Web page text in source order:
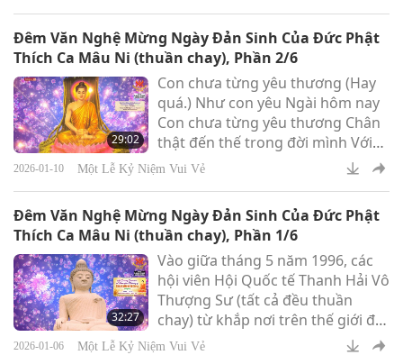
the most graceful form of
Herself.” How long have you been
playing it? Quite good. (About 14
years.) Fourteen years? (Yes.)
Wow! You see. Look at that. To
play for five minutes, it took 14
years
Đêm Văn Nghệ Mừng Ngày Đản Sinh Của Đức Phật
Thích Ca Mâu Ni (thuần chay), Phần 2/6
29:02
Con chưa từng yêu thương (Hay
quá.) Như con yêu Ngài hôm nay
Con chưa từng yêu thương Chân
thật đến thế trong đời mình Với
Ngài, mọi thứ không còn như
2026-01-10 Một Lễ Kỷ Niệm Vui Vẻ
Đêm Văn Nghệ Mừng Ngày Đản Sinh Của Đức Phật
Thích Ca Mâu Ni (thuần chay), Phần 1/6
32:27
Vào giữa tháng 5 năm 1996, các
hội viên Hội Quốc tế Thanh Hải Vô
Thượng Sư (tất cả đều thuần
chay) từ khắp nơi trên thế giới đã
hân hoan tề tựu tại đất nước
2026-01-06 Một Lễ Kỷ Niệm Vui Vẻ